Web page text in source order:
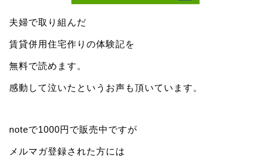
夫婦で取り組んだ
賃貸併用住宅作りの体験記を
無料で読めます。
感動して泣いたというお声も頂いています。
noteで1000円で販売中ですが
メルマガ登録された方には